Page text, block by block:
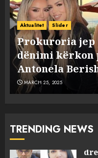
Aktualitet Slider
Prokuroria jep
dënimi kërkon
Antonela
MARCH 25, 2025
TRENDING NEWS
5
flet
1